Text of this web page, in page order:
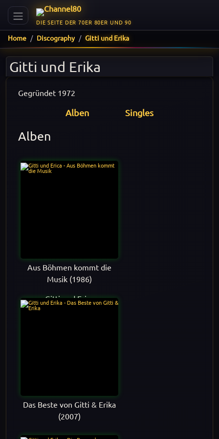
DIE SEITE DER 70ER 80ER UND 90
Home Discography Gitti und Erika
Gitti und Erika
Gegründet 1972
Alben Singles
Alben
Aus Böhmen kommt die
Musik (1986)
Gitti und Erica
Das Beste von Gitti & Erika
(2007)